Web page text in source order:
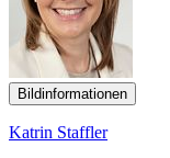
Bildinformationen
Katrin Staffler